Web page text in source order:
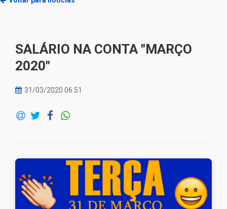
SALÁRIO NA CONTA "MARÇO
2020"
31/03/2020 06:51